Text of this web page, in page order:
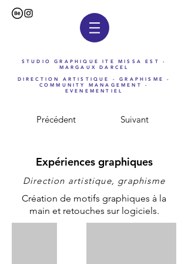
STUDIO GRAPHIQUE ITE MISSA EST -
MARGAUX DARCEL
DIRECTION ARTISTIQUE - GRAPHISME -
COMMUNITY MANAGEMENT -
EVENEMENTIEL
Précédent Suivant
Expériences graphiques
Direction artistique, graphisme
Création de motifs graphiques à la
main et retouches sur logiciels.